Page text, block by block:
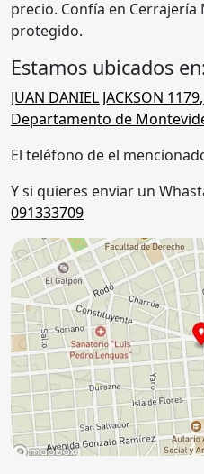
precio. Confía en
protegido.
Estamos ubicados
JUAN DANIEL JACKSON 1179,
Departamento de
El teléfono de el
Y si quieres enviar un
091333709